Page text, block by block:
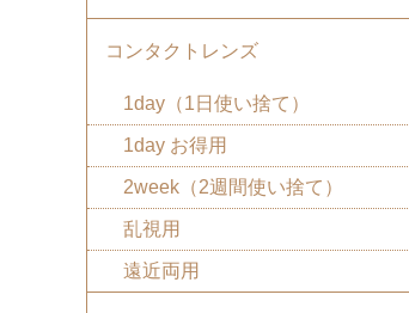
コンタクトレンズ
1day（1日使い捨て）
1day お得用
2week（2週間使い捨て）
乱視用
遠近両用